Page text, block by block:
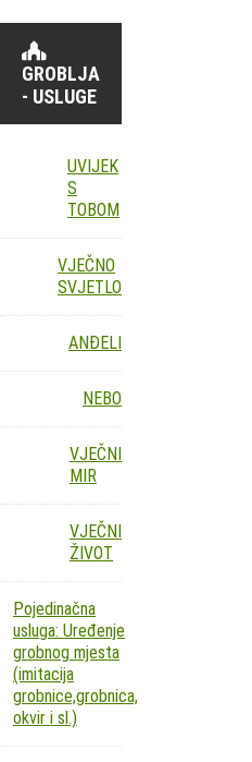
GROBLJA
- USLUGE
UVIJEK
S
TOBOM
VJEČNO
SVJETLO
ANĐELI
NEBO
VJEČNI
MIR
VJEČNI
ŽIVOT
Pojedinačna
usluga: Uređenje
grobnog mjesta
(imitacija
grobnice,grobnica,
okvir i sl.)